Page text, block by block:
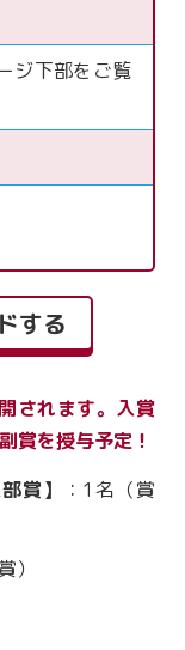
ジ下部をご覧
する
されます。入賞
賞を授与予定！
賞】
：1名（賞
）